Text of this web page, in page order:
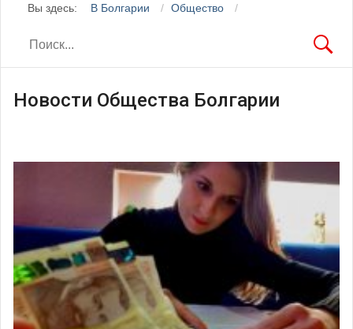
Вы здесь: В Болгарии Общество
Новости Общества Болгарии